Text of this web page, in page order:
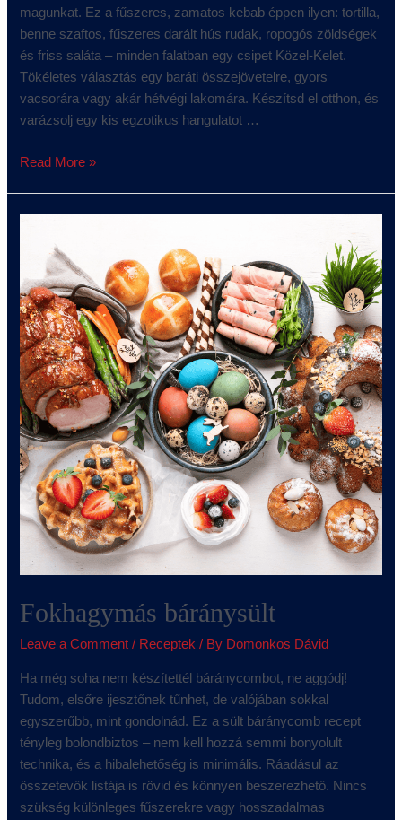
magunkat. Ez a fűszeres, zamatos kebab éppen ilyen: tortilla,
benne szaftos, fűszeres darált hús rudak, ropogós zöldségek
és friss saláta – minden falatban egy csipet Közel-Kelet.
Tökéletes választás egy baráti összejövetelre, gyors
vacsorára vagy akár hétvégi lakomára. Készítsd el otthon, és
varázsolj egy kis egzotikus hangulatot …
Read More »
Fokhagymás báránysült
Leave a Comment / Receptek / By Domonkos Dávid
Ha még soha nem készítettél báránycombot, ne aggódj!
Tudom, elsőre ijesztőnek tűnhet, de valójában sokkal
egyszerűbb, mint gondolnád. Ez a sült báránycomb recept
tényleg bolondbiztos – nem kell hozzá semmi bonyolult
technika, és a hibalehetőség is minimális. Ráadásul az
összetevők listája is rövid és könnyen beszerezhető. Nincs
szükség különleges fűszerekre vagy hosszadalmas